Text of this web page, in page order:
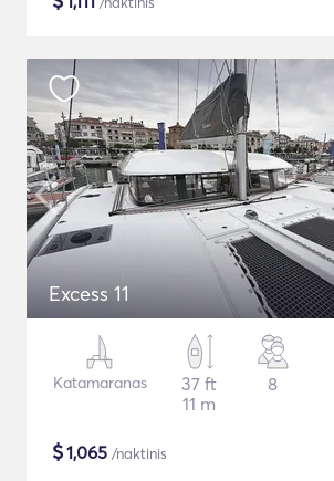
Excess 11
Katamaranas
37 ft
11 m
8
$1,065 /naktinis